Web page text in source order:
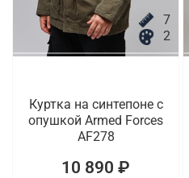
7
2
Куртка на синтепоне с
опушкой Armed Forces
AF278
10 890 ₽